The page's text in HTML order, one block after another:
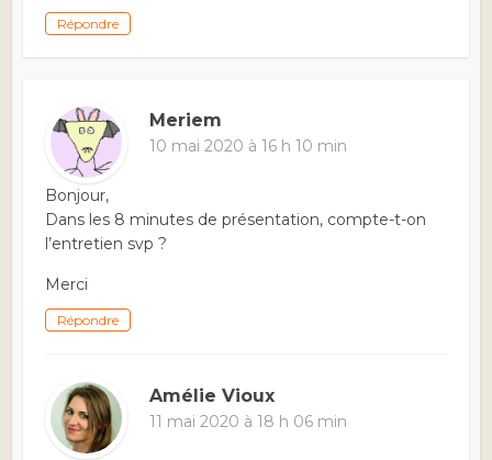
Répondre
Meriem
10 mai 2020 à 16 h 10 min
Bonjour,
Dans les 8 minutes de présentation, compte-t-on
l’entretien svp ?
Merci
Répondre
Amélie Vioux
11 mai 2020 à 18 h 06 min